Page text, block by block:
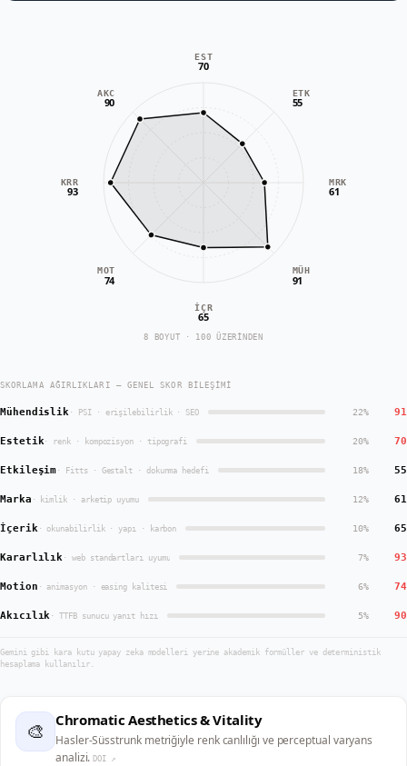
EST
70
ETK
55
MRK
61
MÜH
91
İÇR
65
MOT
74
KRR
93
AKC
90
8 BOYUT · 100 ÜZERİNDEN
SKORLAMA AĞIRLIKLARI — GENEL SKOR BILEŞIMI
Mühendislik · PSI · erişilebilirlik · SEO 22% 91
Estetik· renk · kompozisyon · tipografi 20% 70
Etkileşim · Fitts · Gestalt · dokunma hedefi 18% 55
Marka · kimlik · arketip uyumu 12% 61
İçerik ·okunabilirlik · yapı · karbon 10% 65
Kararlılık ·web standartları uyumu 7% 93
Motion ·animasyon · easing kalitesi 6% 74
Akıcılık ·TTFB sunucu yanıt hızı 5% 90
Gemini gibi kara kutu yapay zeka modelleri yerine akademik formüller ve deterministik
hesaplama kullanılır.
🎨 Chromatic Aesthetics & Vitality
Hasler-Süsstrunk metriğiyle renk canlılığı ve perceptual varyans
analizi. DOI ↗